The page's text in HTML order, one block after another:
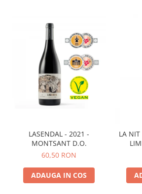
LASENDAL - 2021 -
MONTSANT D.O.
60,50 RON
ADAUGA IN COS
LA NIT